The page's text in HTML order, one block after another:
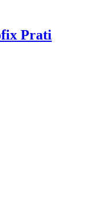
Prati